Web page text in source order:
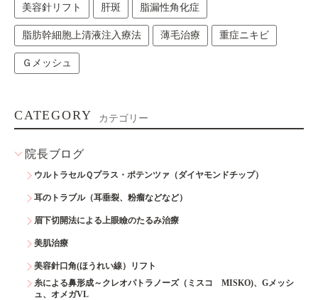
美容針リフト 肝斑 脂漏性角化症
脂肪幹細胞上清液注入療法 薄毛治療 重症ニキビ
Ｇメッシュ
CATEGORY カテゴリー
院長ブログ
ウルトラセルＱプラス・ポテンツァ（ダイヤモンドチップ）
耳のトラブル（耳垂裂、粉瘤などなど）
眉下切開法による上眼瞼のたるみ治療
美肌治療
美容針口角(ほうれい線）リフト
糸による鼻形成～クレオパトラノーズ（ミスコ MISKO)、Gメッシ
ュ、オメガVL